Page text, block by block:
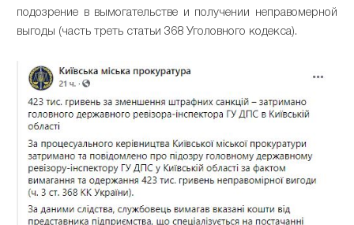
подозрение в вымогательстве и получении неправомерной
выгоды (часть треть статьи 368 Уголовного кодекса).